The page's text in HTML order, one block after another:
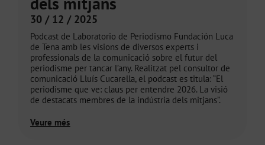
30 / 12 / 2025
Podcast de Laboratorio de Periodismo Fundación Luca
de Tena amb les visions de diversos experts i
professionals de la comunicació sobre el futur del
periodisme per tancar l’any. Realitzat pel consultor de
comunicació Lluís Cucarella, el podcast es titula: “El
periodisme que ve: claus per entendre 2026. La visió
de destacats membres de la indústria dels mitjans”.
Veure més